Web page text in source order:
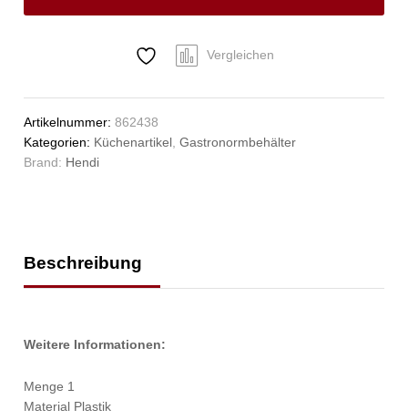
Line,
Schwarz,
325x265x(H)65mm
Anzahl
Vergleichen
Artikelnummer:862438
Kategorien: Küchenartikel ,Gastronormbehälter
Brand: Hendi
Beschreibung
Weitere Informationen:
Menge 1
Material Plastik